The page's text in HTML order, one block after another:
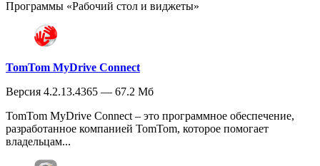
Программы «Рабочий стол и виджеты»
TomTom MyDrive Connect
Версия 4.2.13.4365 — 67.2 Мб
TomTom MyDrive Connect – это программное обеспечение,
разработанное компанией TomTom, которое помогает
владельцам...